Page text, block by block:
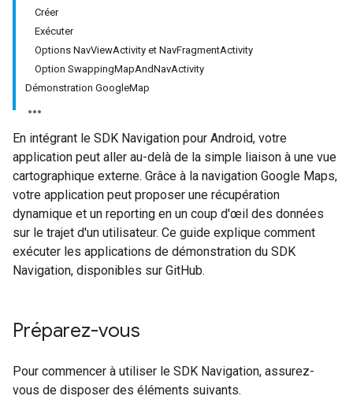
Créer
Exécuter
Options NavViewActivity et NavFragmentActivity
Option SwappingMapAndNavActivity
Démonstration GoogleMap
En intégrant le SDK Navigation pour Android, votre
application peut aller au-delà de la simple liaison à une vue
cartographique externe. Grâce à la navigation Google Maps,
votre application peut proposer une récupération
dynamique et un reporting en un coup d'œil des données
sur le trajet d'un utilisateur. Ce guide explique comment
exécuter les applications de démonstration du SDK
Navigation, disponibles sur GitHub.
Préparez-vous
Pour commencer à utiliser le SDK Navigation, assurez-
vous de disposer des éléments suivants.